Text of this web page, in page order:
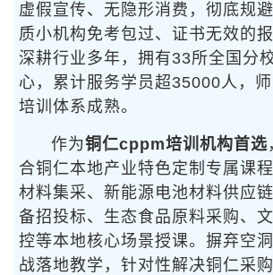
虚假宣传、无隐形消费，彻底规
质小机构免考包过、证书无效的
深耕行业多年，拥有33所全国分
心，累计服务学员超35000人，师
培训体系成熟。
作为铜仁cppm培训机构首选
合铜仁本地产业特色定制专属课
材料集采、新能源电池材料供应
备招投标、生态食品原料采购、
控等本地核心场景授课。摒弃空
战落地教学，针对性解决铜仁采